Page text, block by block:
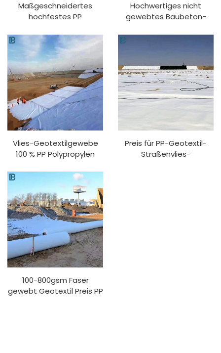
Maßgeschneidertes
hochfestes PP
Geotextil-
Membranmaterial
Gewebtes Geotextil für
die
Autobahnbaugeschäfte
Hochwertiges nicht
gewebtes Baubeton-
Vlies-Geotextilgewebe
100 % PP Polypropylen
Langfaser-Geotextil
Preis für PP-Geotextil-
Straßenvlies-
100-800gsm Faser
gewebt Geotextil Preis PP